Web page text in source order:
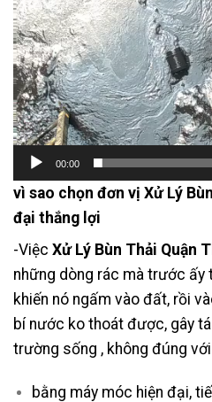
00:00
vì sao chọn đơn vị Xử Lý
đại thắng lợi
-Việc Xử Lý Bùn Thải Quận
những dòng rác mà trước ấy
khiến nó ngấm vào đất, rồi
bí nước ko thoát được, gây
trường sống , không đúng
bằng máy móc hiện đại,